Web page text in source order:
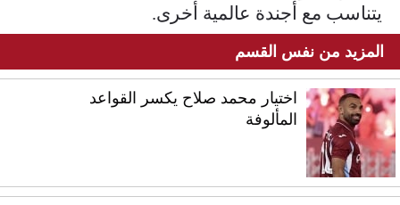
يتناسب مع أجندة عالمية أخرى.
المزيد من نفس القسم
اختيار محمد صلاح يكسر القواعد
المألوفة